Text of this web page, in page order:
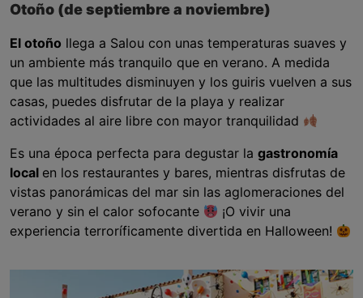
Otoño (de septiembre a noviembre)
El otoño llega a Salou con unas temperaturas suaves y
un ambiente más tranquilo que en verano. A medida
que las multitudes disminuyen y los guiris vuelven a sus
casas, puedes disfrutar de la playa y realizar
actividades al aire libre con mayor tranquilidad
Es una época perfecta para degustar la gastronomía
local en los restaurantes y bares, mientras disfrutas de
vistas panorámicas del mar sin las aglomeraciones del
verano y sin el calor sofocante
¡O vivir una
experiencia terroríficamente divertida en Halloween!